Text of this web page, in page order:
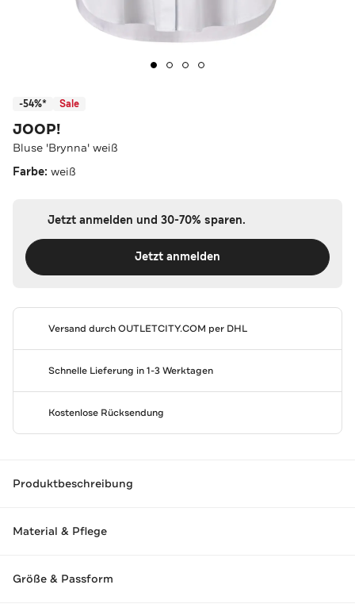
-54%* Sale
JOOP!
Bluse 'Brynna' weiß
Farbe: weiß
Jetzt anmelden und 30-70% sparen.
Jetzt anmelden
Versand durchOUTLETCITY.COM per DHL
Schnelle Lieferung in 1-3 Werktagen
Kostenlose Rücksendung
Produktbeschreibung
Material & Pflege
Größe & Passform